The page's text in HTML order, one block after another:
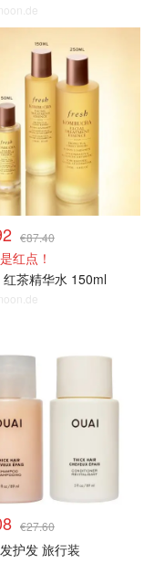
€87.40
红点！
红茶精华水 150ml
€27.60
护发 旅行装